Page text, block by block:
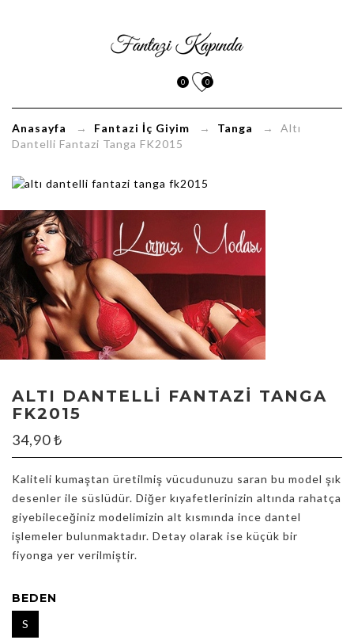
0 0
Anasayfa → Fantazi İç Giyim → Tanga
→ Altı
Dantelli Fantazi Tanga FK2015
ALTI DANTELLI FANTAZI TANGA
FK2015
34,90₺
Kaliteli kumaştan üretilmiş vücudunuzu saran bu model şık
desenler ile süslüdür. Diğer kıyafetlerinizin altında rahatça
giyebileceğiniz modelimizin alt kısmında ince dantel
işlemeler bulunmaktadır. Detay olarak ise küçük bir
fiyonga yer verilmiştir.
BEDEN
S